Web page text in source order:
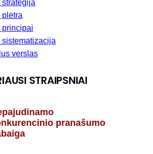
strategija
plėtra
principai
sistematizacija
verslas
STRAIPSNIAI
pranašumo